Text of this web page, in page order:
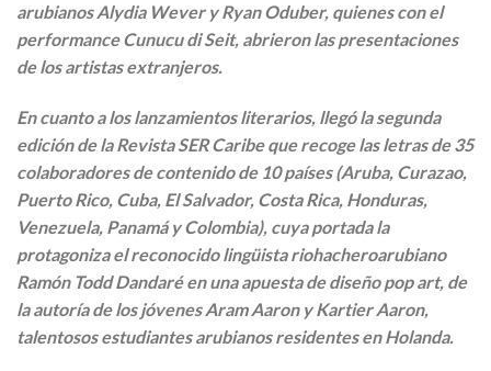
arubianos Alydia Wever y Ryan Oduber, quienes con el
performance Cunucu di Seit, abrieron las presentaciones
de los artistas extranjeros.
En cuanto a los lanzamientos literarios, llegó la segunda
edición de la Revista SER Caribe que recoge las letras de 35
colaboradores de contenido de 10 países (Aruba, Curazao,
Puerto Rico, Cuba, El Salvador, Costa Rica, Honduras,
Venezuela, Panamá y Colombia), cuya portada la
protagoniza el reconocido lingüista riohacheroarubiano
Ramón Todd Dandaré en una apuesta de diseño pop art, de
la autoría de los jóvenes Aram Aaron y Kartier Aaron,
talentosos estudiantes arubianos residentes en Holanda.